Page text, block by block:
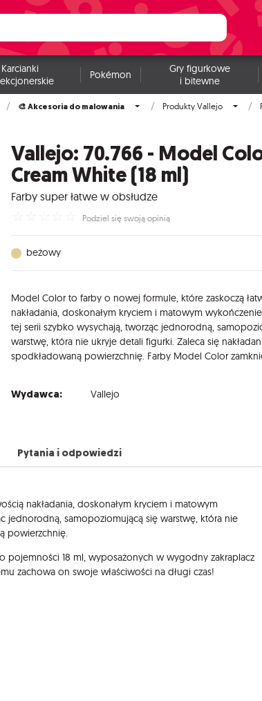
Karcianki
Pokémon
Gry figurkowe
i bitewne
🎨 Akcesoria do malowania Produkty Vallejo
Vallejo: 70.766 - Model
Cream White (18 ml)
Farby super łatwe w obsłudze
Podziel się swoją opinią
beżowy
Model Color to farby o nowej formule, które zaskoczą
nakładania, doskonałym kryciem i matowym
tej serii szybko wysychają, tworząc jednorodną,
warstwę, która nie ukryje detali figurki. Zaleca się
Wydawca: Vallejo
Pytania i odpowiedzi
nakładania, doskonałym kryciem i matowym
jednorodną, samopoziomującą się warstwę, która nie
powierzchnię.
pojemności 18 ml, wyposażonych w wygodny zakraplacz
zachowa on swoje właściwości na długi czas!